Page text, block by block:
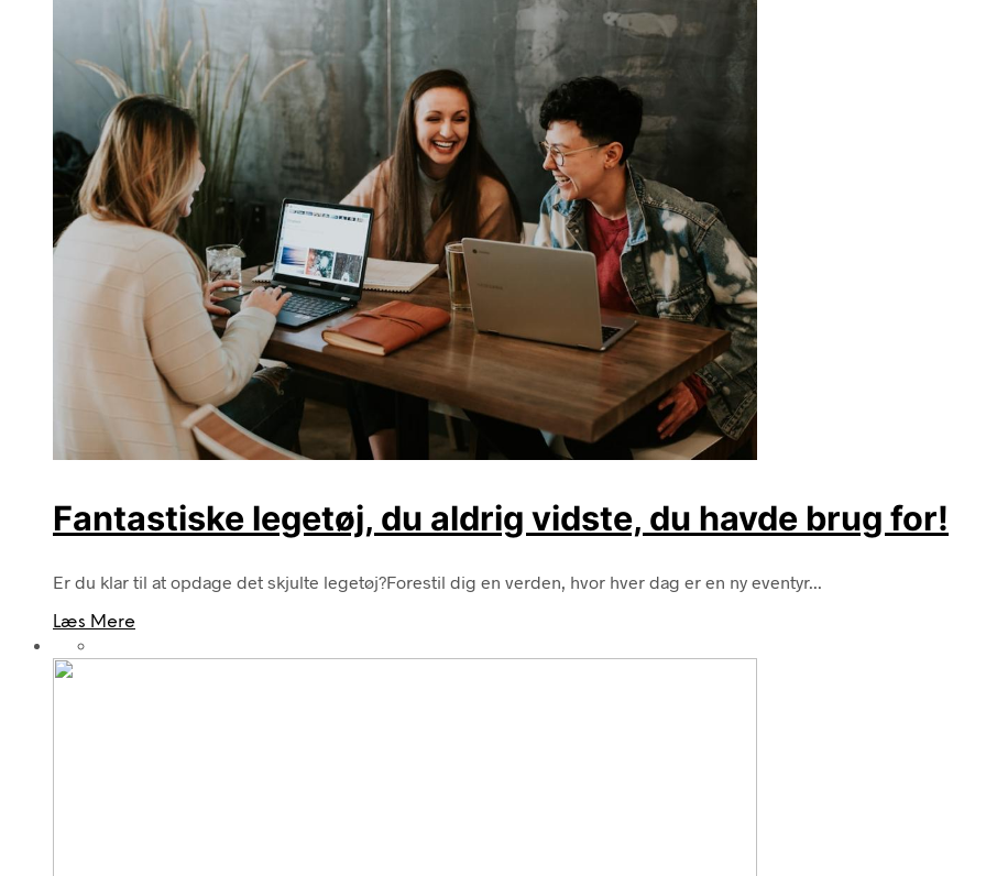
Fantastiske legetøj, du aldrig vidste, du havde brug for!
Er du klar til at opdage det skjulte legetøj?Forestil dig en verden, hvor hver dag er en ny eventyr...
Læs Mere